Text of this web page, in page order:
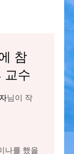
참
교수
님이 작
나를 했을